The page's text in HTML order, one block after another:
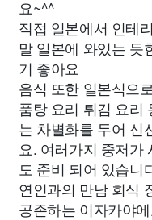
요~^^
직접 일본에서 인테
말 일본에 와있는 듯
기 좋아요
음식 또한 일본식으
품탕 요리 튀김 요리
는 차별화를 두어 신
요. 여러가지 중저가
도 준비 되어 있습니
연인과의 만남 회식
공존하는 이자카야